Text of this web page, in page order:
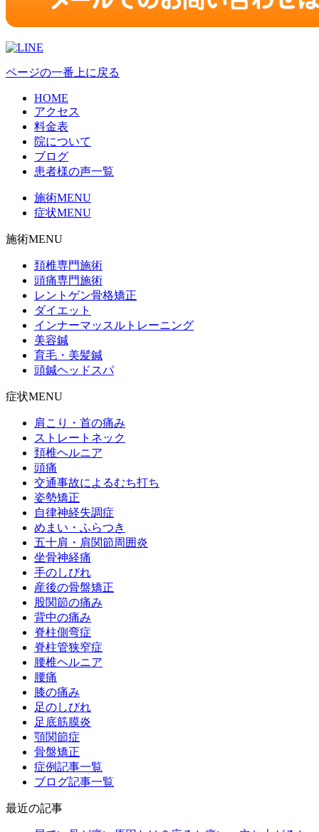
ページの一番上に戻る
HOME
アクセス
料金表
院について
ブログ
患者様の声一覧
施術MENU
症状MENU
施術MENU
頚椎専門施術
頭痛専門施術
レントゲン骨格矯正
ダイエット
インナーマッスルトレーニング
美容鍼
育毛・美髪鍼
頭鍼ヘッドスパ
症状MENU
肩こり・首の痛み
ストレートネック
頚椎ヘルニア
頭痛
交通事故によるむち打ち
姿勢矯正
自律神経失調症
めまい・ふらつき
五十肩・肩関節周囲炎
坐骨神経痛
手のしびれ
産後の骨盤矯正
股関節の痛み
背中の痛み
脊柱側弯症
脊柱管狭窄症
腰椎ヘルニア
腰痛
膝の痛み
足のしびれ
足底筋膜炎
顎関節症
骨盤矯正
症例記事一覧
ブログ記事一覧
最近の記事